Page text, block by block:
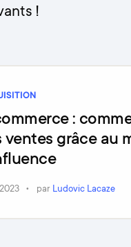
!
:
ventes grâce au
par Ludovic Lacaze